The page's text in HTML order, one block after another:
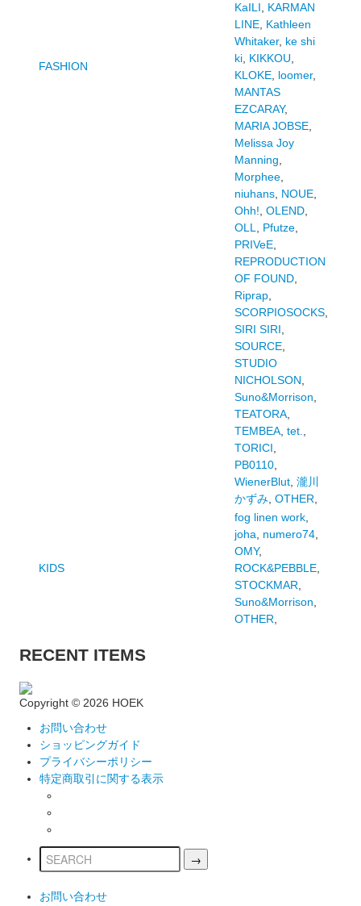
FASHION
KaILI
KARMAN
LINE, Kathleen
Whitaker, ke shi
ki, KIKKOU
KLOKE, loomer,
MANTAS
EZCARAY,
MARIA JOBSE,
Melissa Joy
Manning
Morphee,
niuhans, NOUE,
Ohh! OLEND,
OLL
Pfutze,
PRIVeE,
REPRODUCTION
OF FOUND,
Riprap,
SCORPIOSOCKS,
SIRI SIRI
SOURCE,
STUDIO
NICHOLSON
Suno&Morrison
TEATORA,
TEMBEA, tet.
TORICI
PB0110,
WienerBlut, 瀧川
かずみ, OTHER
KIDS
fog linen work,
joha
numero74,
OMY,
ROCK&PEBBLE,
STOCKMAR
Suno&Morrison
OTHER
RECENT ITEMS
Copyright © 2026 HOEK
お問い合わせ
ショッピングガイド
プライバシーポリシー
特定商取引に関する表示
お問い合わせ